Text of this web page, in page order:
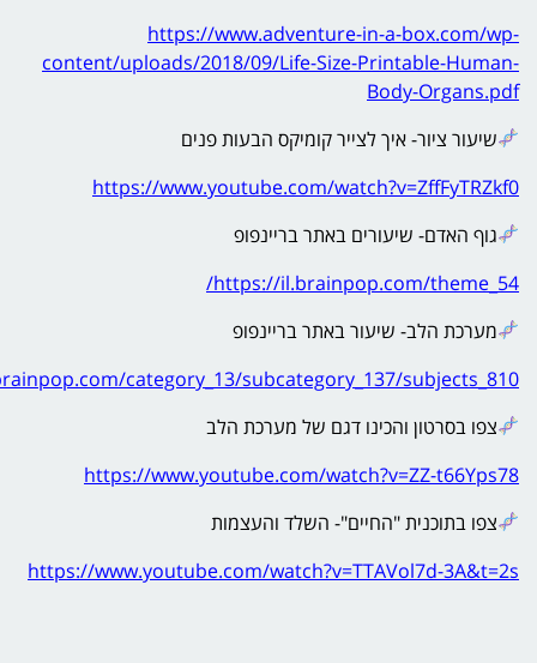
https://www.adventure-in-a-box.com/wp-
content/uploads/2018/09/Life-Size-Printable-Human-
Body-Organs.pdf
שיעור ציור- איך לצייר קומיקס הבעות פנים
https://www.youtube.com/watch?v=ZffFyTRZkf0
גוף האדם- שיעורים באתר בריינפופ
https://il.brainpop.com/theme_54/
מערכת הלב- שיעור באתר בריינפופ
category_13/subcategory_137/subjects_810/
צפו בסרטון והכינו דגם של מערכת הלב
https://www.youtube.com/watch?v=ZZ-t66Yps78
צפו בתוכנית "החיים"- השלד והעצמות
https://www.youtube.com/watch?v=TTAVol7d-3A&t=2s